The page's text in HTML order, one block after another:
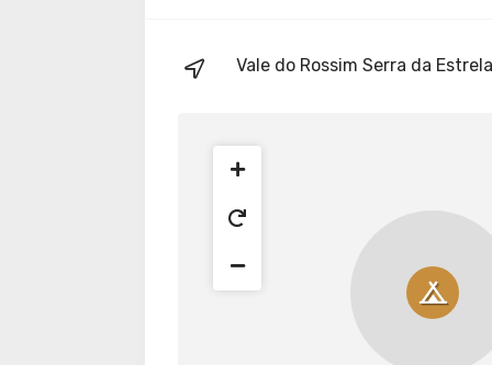
Vale do Rossim Serra da